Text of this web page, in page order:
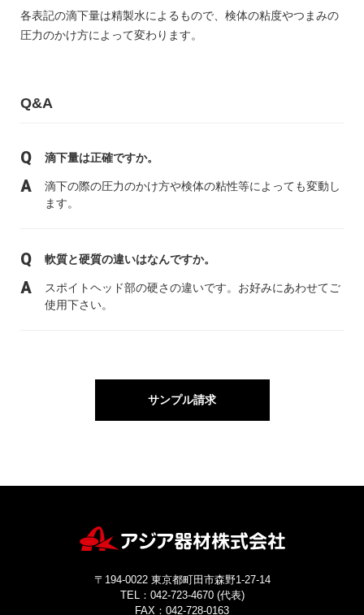
各表記の滴下量は精製水によるもので、検体の粘度やつまみの
圧力のかけ方によって変わります。
Q&A
滴下量は正確ですか。
滴下の際の圧力のかけ方や検体の粘性等によっても変動し
ます。
軟質と硬質の違いはなんですか。
スポイトヘッド部の硬さの違いです。お好みにあわせてご
使用下さい。
サンプル請求
〒194-0022 東京都町田市森野1-27-14
TEL：042-723-4670 (代表)
FAX：042-728-0163